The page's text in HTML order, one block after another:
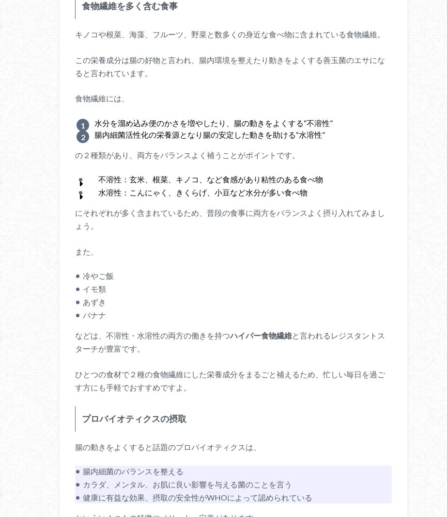
食物繊維を多く含む食事
キノコや根菜、海藻、フルーツ、野菜と数多くの身近な食べ物に含まれている食物繊維。
この栄養成分は腸の好物と言われ、腸内環境を整えたり動きをよくする善玉菌のエサにな
ると言われています。
食物繊維には、
水分を溜め込み便のかさを増やしたり、腸の動きをよくする“不溶性”
腸内細菌活性化の栄養源となり腸の安定した動きを助ける“水溶性”
の２種類があり、両方をバランスよく補うことがポイントです。
不溶性：玄米、根菜、キノコ、など食感があり粘性のある食べ物
水溶性：こんにゃく、きくらげ、小豆など水分が多い食べ物
にそれぞれが多く含まれているため、普段の食事に両方をバランスよく摂り入れてみまし
ょう。
また、
冷やご飯
イモ類
あずき
バナナ
などは、不溶性・水溶性の両方の働きを持つハイパー食物繊維と言われるレジスタントス
ターチが豊富です。
ひとつの食材で２種の食物繊維にした栄養成分をまるごと補えるため、忙しい毎日を過ご
す方にも手軽でおすすめですよ。
プロバイオティクスの摂取
腸の動きをよくすると話題のプロバイオティクスは、
腸内細菌のバランスを整える
カラダ、メンタル、お肌に良い影響を与える菌のことを言う
健康に有益な効果、摂取の安全性がWHOによって認められている